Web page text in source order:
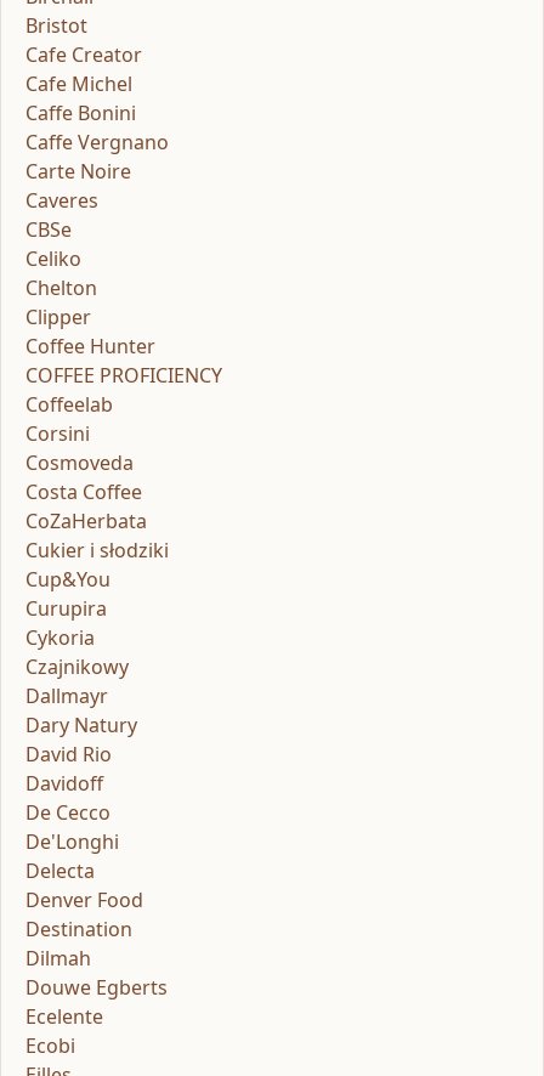
Bristot
Cafe Creator
Cafe Michel
Caffe Bonini
Caffe Vergnano
Carte Noire
Caveres
CBSe
Celiko
Chelton
Clipper
Coffee Hunter
COFFEE PROFICIENCY
Coffeelab
Corsini
Cosmoveda
Costa Coffee
CoZaHerbata
Cukier i słodziki
Cup&You
Curupira
Cykoria
Czajnikowy
Dallmayr
Dary Natury
David Rio
Davidoff
De Cecco
De'Longhi
Delecta
Denver Food
Destination
Dilmah
Douwe Egberts
Ecelente
Ecobi